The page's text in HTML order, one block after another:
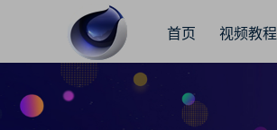
首页 视频教程